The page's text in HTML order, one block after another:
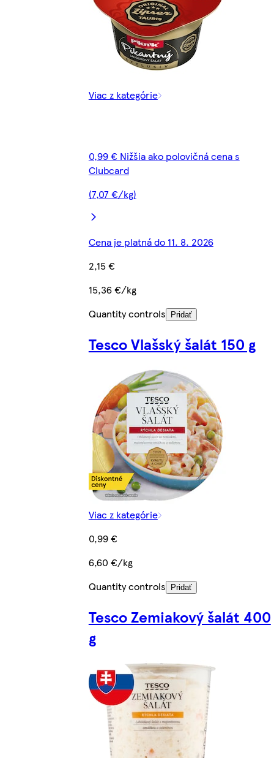
Viac z kategórie
0,99 € Nižšia ako polovičná cena s
Clubcard
(7,07 €/kg)
Cena je platná do 11. 8. 2026
2,15 €
15,36 €/kg
Quantity controls
Pridať
Tesco Vlašský šalát 150 g
Viac z kategórie
0,99 €
6,60 €/kg
Quantity controls
Pridať
Tesco Zemiakový šalát 400
g